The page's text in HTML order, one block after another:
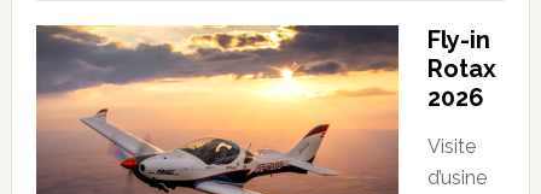
Fly-in
Rotax
2026
Visite
d’usine